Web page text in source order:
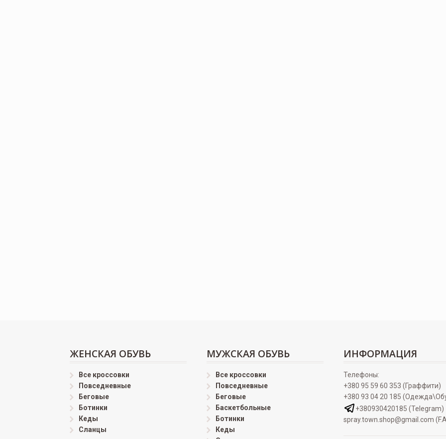
ЖЕНСКАЯ ОБУВЬ
Все кроссовки
Повседневные
Беговые
Ботинки
Кеды
Сланцы
МУЖСКАЯ ОБУВЬ
Все кроссовки
Повседневные
Беговые
Баскетбольные
Ботинки
Кеды
ИНФОРМАЦИЯ
Телефоны:
+380 95 59 60 353 (Граффити)
+380 93 04 20 185
+380930420185 (Telegram)
spray.town.shop@gmail.com